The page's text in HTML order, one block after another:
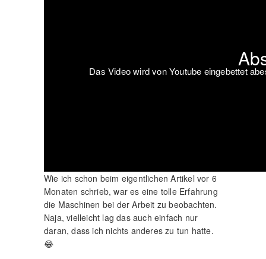
Das Video wird von Youtube eingebettet
Wie ich schon beim eigentlichen Artikel vor 6
Monaten schrieb, war es eine tolle Erfahrung
die Maschinen bei der Arbeit zu beobachten.
Naja, vielleicht lag das auch einfach nur
daran, dass ich nichts anderes zu tun hatte.
😂